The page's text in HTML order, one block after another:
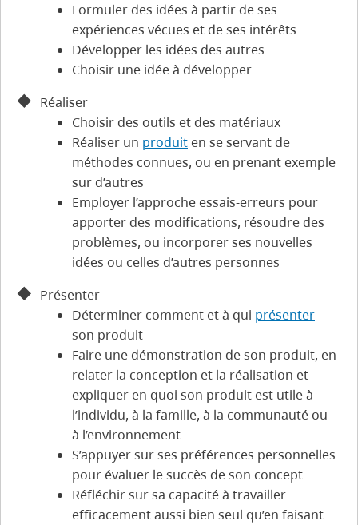
Formuler des idées à partir de ses
expériences vécues et de ses intérêts
Développer les idées des autres
Choisir une idée à développer
Réaliser
Choisir des outils et des matériaux
Réaliser un produit en se servant de
méthodes connues, ou en prenant exemple
sur d’autres
Employer l’approche essais-erreurs pour
apporter des modifications, résoudre des
problèmes, ou incorporer ses nouvelles
idées ou celles d’autres personnes
Présenter
Déterminer comment et à qui présenter
son produit
Faire une démonstration de son produit, en
relater la conception et la réalisation et
expliquer en quoi son produit est utile à
l’individu, à la famille, à la communauté ou
à l’environnement
S’appuyer sur ses préférences personnelles
pour évaluer le succès de son concept
Réfléchir sur sa capacité à travailler
efficacement aussi bien seul qu’en faisant